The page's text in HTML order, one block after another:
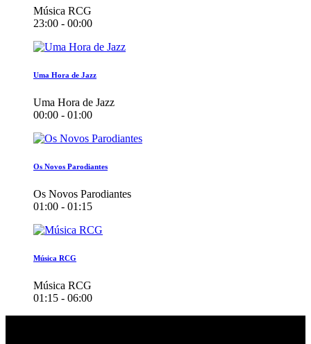
Música RCG
23:00 - 00:00
Uma Hora de Jazz
Uma Hora de Jazz
00:00 - 01:00
Os Novos Parodiantes
Os Novos Parodiantes
01:00 - 01:15
Música RCG
Música RCG
01:15 - 06:00